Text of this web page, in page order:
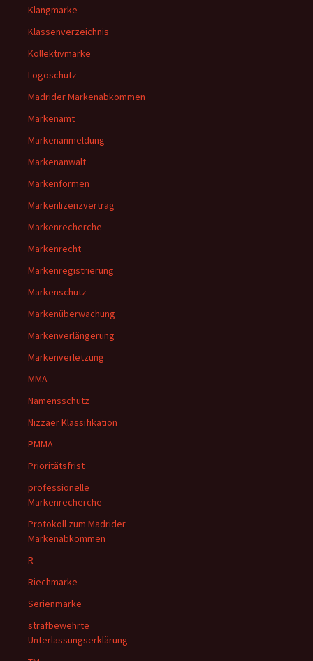
Klangmarke
Klassenverzeichnis
Kollektivmarke
Logoschutz
Madrider Markenabkommen
Markenamt
Markenanmeldung
Markenanwalt
Markenformen
Markenlizenzvertrag
Markenrecherche
Markenrecht
Markenregistrierung
Markenschutz
Markenüberwachung
Markenverlängerung
Markenverletzung
MMA
Namensschutz
Nizzaer Klassifikation
PMMA
Prioritätsfrist
professionelle
Markenrecherche
Protokoll zum Madrider
Markenabkommen
R
Riechmarke
Serienmarke
strafbewehrte
Unterlassungserklärung